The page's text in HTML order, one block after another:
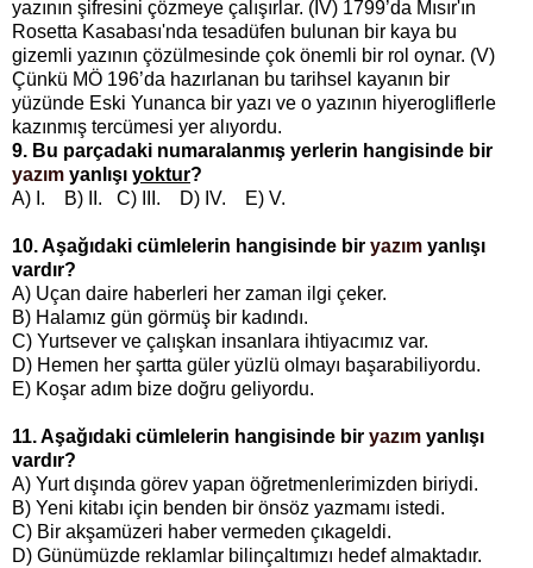
yazının şifresini çözmeye çalışırlar. (IV) 1799’da Mısır'ın
Rosetta Kasabası'nda tesadüfen bulunan bir kaya bu
gizemli yazının çözülmesinde çok önemli bir rol oynar. (V)
Çünkü MÖ 196’da hazırlanan bu tarihsel kayanın bir
yüzünde Eski Yunanca bir yazı ve o yazının hiyerogliflerle
kazınmış tercümesi yer alıyordu.
9. Bu parçadaki numaralanmış yerlerin hangisinde bir
yazım yanlışı yoktur?
A) I. B) II. C) III. D) IV. E) V.
10. Aşağıdaki cümlelerin hangisinde bir yazım yanlışı
vardır?
A) Uçan daire haberleri her zaman ilgi çeker.
B) Halamız gün görmüş bir kadındı.
C) Yurtsever ve çalışkan insanlara ihtiyacımız var.
D) Hemen her şartta güler yüzlü olmayı başarabiliyordu.
E) Koşar adım bize doğru geliyordu.
11. Aşağıdaki cümlelerin hangisinde bir yazım yanlışı
vardır?
A) Yurt dışında görev yapan öğretmenlerimizden biriydi.
B) Yeni kitabı için benden bir önsöz yazmamı istedi.
C) Bir akşamüzeri haber vermeden çıkageldi.
D) Günümüzde reklamlar bilinçaltımızı hedef almaktadır.